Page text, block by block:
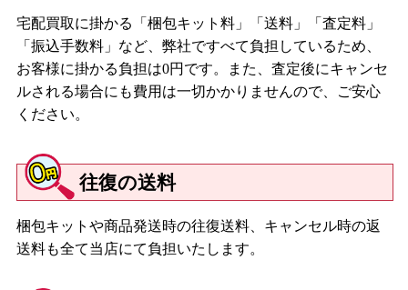
宅配買取に掛かる「梱包キット料」「送料」「査定料」
「振込手数料」など、弊社ですべて負担しているため、
お客様に掛かる負担は0円です。また、査定後にキャンセ
ルされる場合にも費用は一切かかりませんので、ご安心
ください。
往復の送料
梱包キットや商品発送時の往復送料、キャンセル時の返
送料も全て当店にて負担いたします。